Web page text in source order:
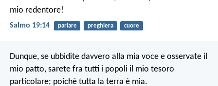
mio redentore!
Salmo 19:14 parlare preghiera cuore
Dunque, se ubbidite davvero alla mia voce e osservate il
mio patto, sarete fra tutti i popoli il mio tesoro
particolare; poiché tutta la terra è mia.